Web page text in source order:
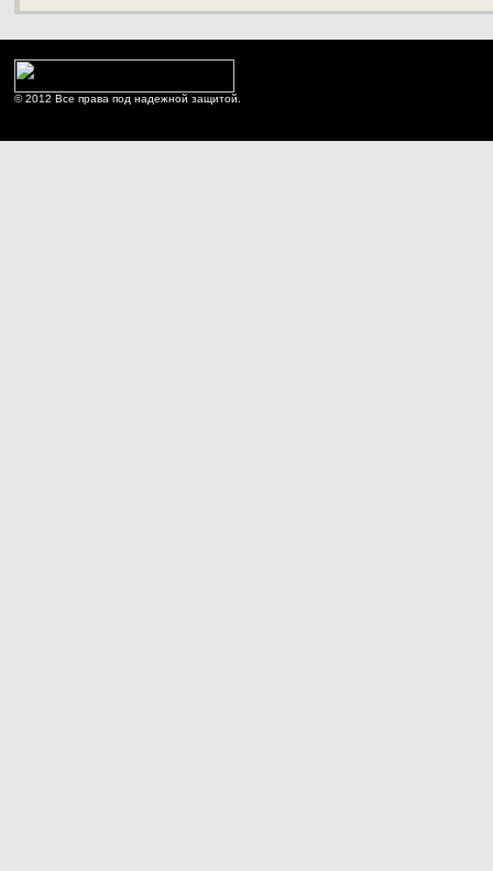
© 2012 Все права под надежной защитой.